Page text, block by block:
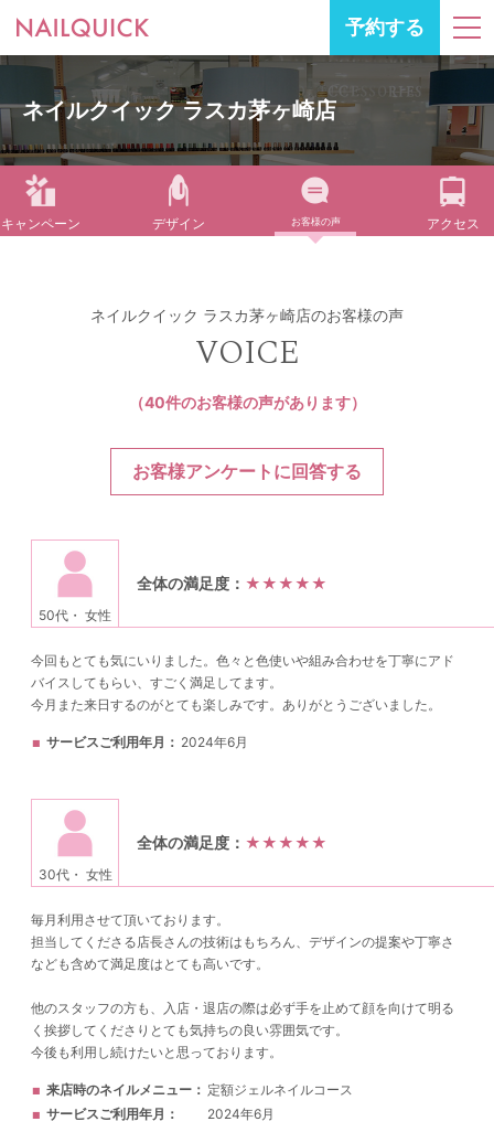
予約する
ネイルクイック ラスカ茅ヶ崎店
キャンペーン デザイン お客様の声 アクセス
ネイルクイック ラスカ茅ヶ崎店のお客様の声
VOICE
（40件のお客様の声があります）
お客様アンケートに回答する
50代・ 女性
全体の満足度： ★★★★★
今回もとても気にいりました。色々と色使いや組み合わせを丁寧にアド
バイスしてもらい、すごく満足してます。
今月また来日するのがとても楽しみです。ありがとうございました。
サービスご利用年月 2024年6月
30代・ 女性
全体の満足度： ★★★★★
毎月利用させて頂いております。
担当してくださる店長さんの技術はもちろん、デザインの提案や丁寧さ
なども含めて満足度はとても高いです。
他のスタッフの方も、入店・退店の際は必ず手を止めて顔を向けて明る
く挨拶してくださりとても気持ちの良い雰囲気です。
今後も利用し続けたいと思っております。
来店時のネイルメニュー
定額ジェルネイルコース
サービスご利用年月
2024年6月